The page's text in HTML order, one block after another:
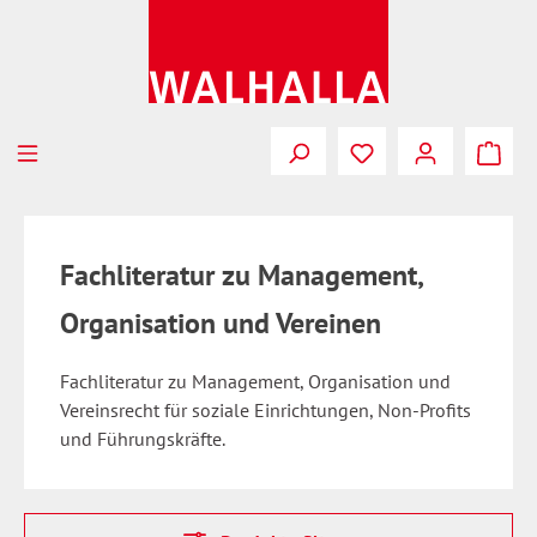
Fachliteratur zu Management,
Organisation und Vereinen
Fachliteratur zu Management, Organisation und
Vereinsrecht für soziale Einrichtungen, Non-Profits
und Führungskräfte.